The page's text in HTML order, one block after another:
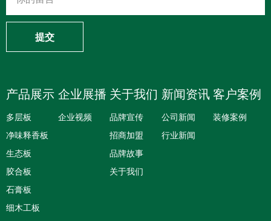
提交
产品展示
多层板
净味释香板
生态板
胶合板
石膏板
细木工板
企业展播
企业视频
关于我们
品牌宣传
招商加盟
品牌故事
关于我们
新闻资讯
公司新闻
行业新闻
客户案例
装修案例